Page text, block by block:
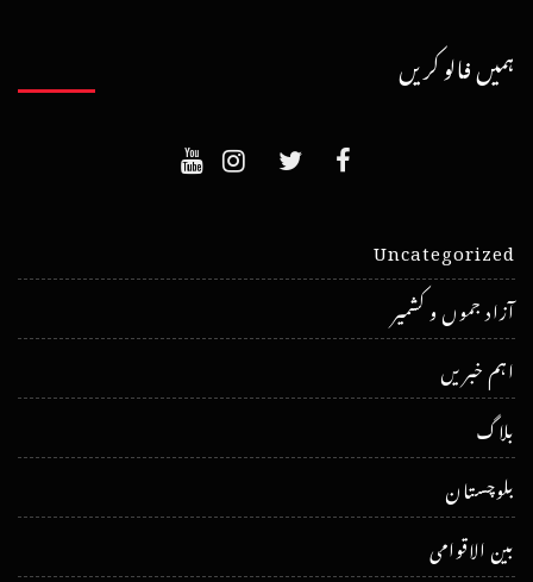
ہمیں فالو کریں
Uncategorized
آزاد جموں و کشمیر
اہم خبریں
بلاگ
بلوچستان
بین الاقوامی